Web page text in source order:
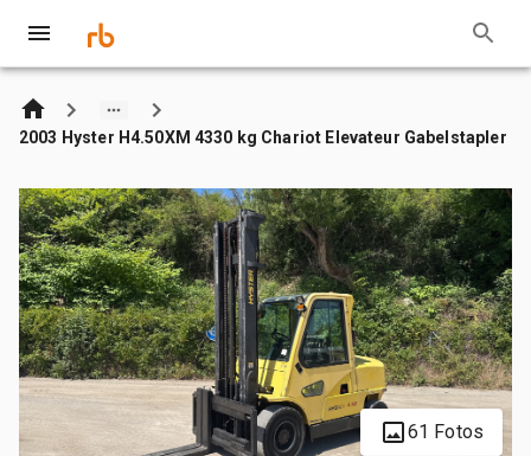
2003 Hyster H4.50XM 4330 kg Chariot Elevateur Gabelstapler
61 Fotos